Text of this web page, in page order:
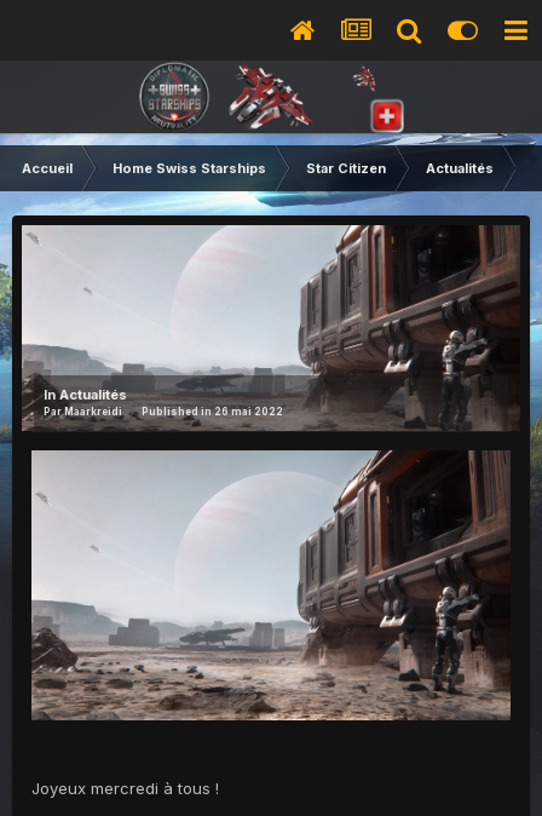
Accueil Home Swiss Starships Star Citizen Actualités
InActualités
ParMaarkreidi Published in26 mai 2022
Joyeux mercredi à tous !